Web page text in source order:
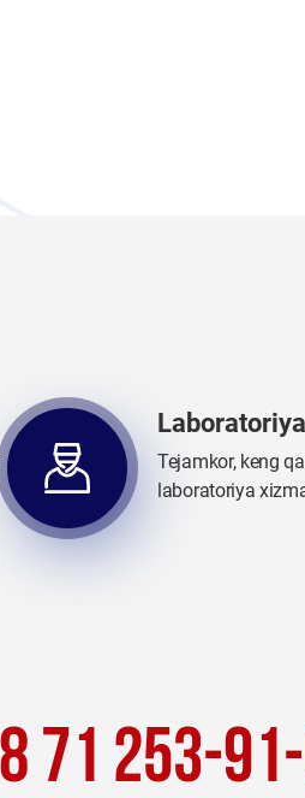
Tejamkor, keng
laboratoriya
71 253-